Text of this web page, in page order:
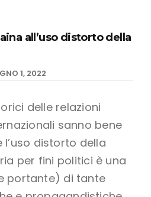
all’uso distorto della
1, 2022
delle relazioni
sanno bene
l’uso distorto della
per fini politici è una
portante) di tante